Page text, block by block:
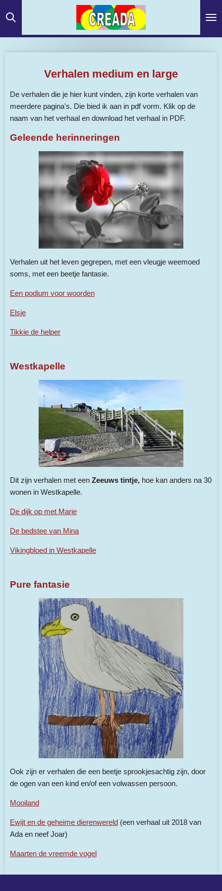
direct
Verhalen medium en large
De verhalen die je hier kunt vinden, zijn korte verhalen van
meerdere pagina's. Die bied ik aan in pdf vorm. Klik op de
naam van het verhaal en download het verhaal in PDF.
Geleende herinneringen
Verhalen uit het leven gegrepen, met een vleugje weemoed
soms, met een beetje fantasie.
Een podium voor woorden
Elsje
Tikkie de helper
Westkapelle
Dit zijn verhalen met een Zeeuws tintje, hoe kan anders na 30
wonen in Westkapelle.
De dijk op met Marie
De bedstee van Mina
Vikingbloed in Westkapelle
Pure fantasie
Ook zijn er verhalen die een beetje sprookjesachtig zijn, door
de ogen van een kind en/of een volwassen persoon.
Mooiland
Ewijt en de geheime dierenwereld (een verhaal uit 2018 van
Ada en neef Joar)
Maarten de vreemde vogel